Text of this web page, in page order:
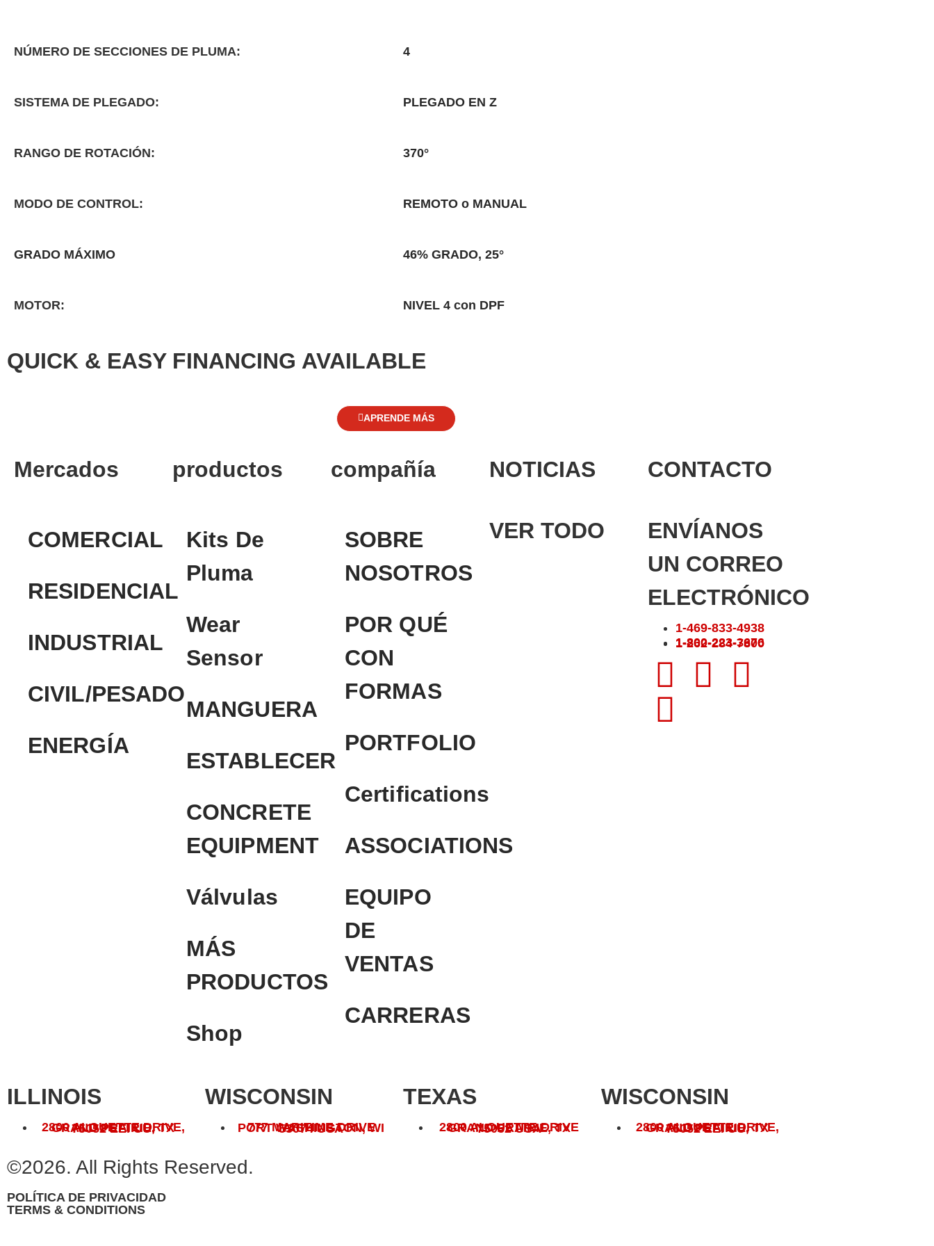
NÚMERO DE SECCIONES DE PLUMA: 4
SISTEMA DE PLEGADO: PLEGADO EN Z
RANGO DE ROTACIÓN: 370°
MODO DE CONTROL: REMOTO o MANUAL
GRADO MÁXIMO 46% GRADO, 25°
MOTOR: NIVEL 4 con DPF
QUICK & EASY FINANCING AVAILABLE
APRENDE MÁS
Mercados
COMERCIAL
RESIDENCIAL
INDUSTRIAL
CIVIL/PESADO
ENERGÍA
productos
Kits De
Pluma
Wear
Sensor
MANGUERA
ESTABLECER
CONCRETE
EQUIPMENT
Válvulas
MÁS
PRODUCTOS
Shop
compañía
SOBRE
NOSOTROS
POR QUÉ
CON
FORMAS
PORTFOLIO
Certifications
ASSOCIATIONS
EQUIPO
DE
VENTAS
CARRERAS
NOTICIAS
VER TODO
CONTACTO
ENVÍANOS
UN CORREO
ELECTRÓNICO
1-469-833-4938
1-800-223-3676
1-262-284-7800
ILLINOIS
2800 ALOUETTE DRIVE, GRAND PRAIRIE, TX 75052 EE. UU.
WISCONSIN
777 MARITIME DRIVE
PORT WASHINGTON, WI 53074 USA
TEXAS
2800 ALOUETTE DRIVE
GRAND PRAIRIE, TX 75052 USA
WISCONSIN
2800 ALOUETTE DRIVE, GRAND PRAIRIE, TX 75052 EE. UU.
©2026. All Rights Reserved.
POLÍTICA DE PRIVACIDAD
TERMS & CONDITIONS